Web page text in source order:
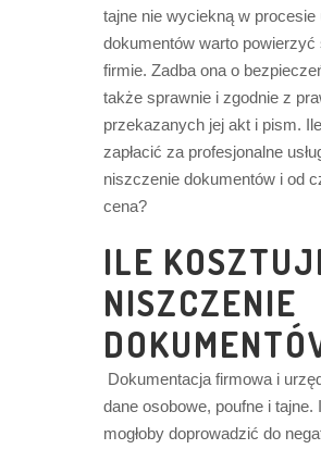
tajne nie wyciekną w
dokumentów warto
firmie. Zadba ona o
także sprawnie i zgodnie z
przekazanych jej akt i pism.
zapłacić za profesjonalne
niszczenie dokumentów i od
cena?
ILE
NISZCZENIE
Dokumentacja firmowa i
dane osobowe, poufne i tajne.
mogłoby doprowadzić do